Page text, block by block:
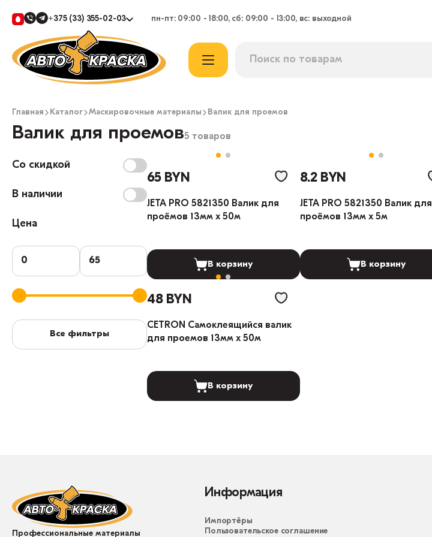
+375 (33) 355-02-03 пн-пт: 09:00 - 18:00, сб: 09:00 - 13:00, вс: выходной
Главная Каталог Маскировочные материалы Валик для проемов
Валик для проемов5 товаров
Со скидкой
В наличии
Цена
Все фильтры
65 BYN
JETA PRO 5821350 Валик для
проёмов 13мм х 50м
В корзину
8.2 BYN
JETA PRO 5821350 Валик для
проёмов 13мм х 5м
В корзину
48 BYN
CETRON Самоклеящийся валик
для проемов 13мм х 50м
В корзину
Профессиональные материалы
Информация
Импортёры
Пользовательское соглашение